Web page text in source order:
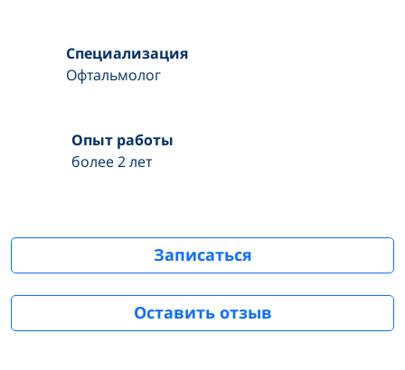
Специализация
Офтальмолог
Опыт работы
более 2 лет
Записаться
Оставить отзыв